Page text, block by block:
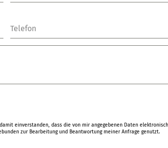
Telefon
einverstanden, dass die von mir angegebenen Daten
zur Bearbeitung und Beantwortung meiner Anfrage genutzt.